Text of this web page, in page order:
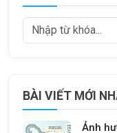
BÀI VIẾT MỚI
Ảnh